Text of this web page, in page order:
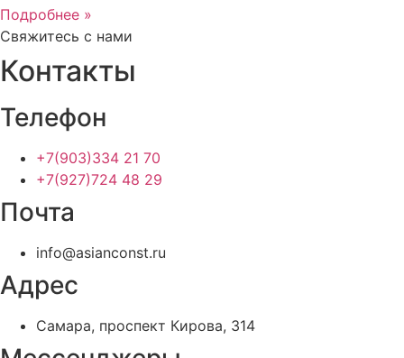
Подробнее »
Свяжитесь с нами
Контакты
Телефон
+7(903)334 21 70
+7(927)724 48 29
Почта
info@asianconst.ru
Адрес
Самара, проспект Кирова, 314